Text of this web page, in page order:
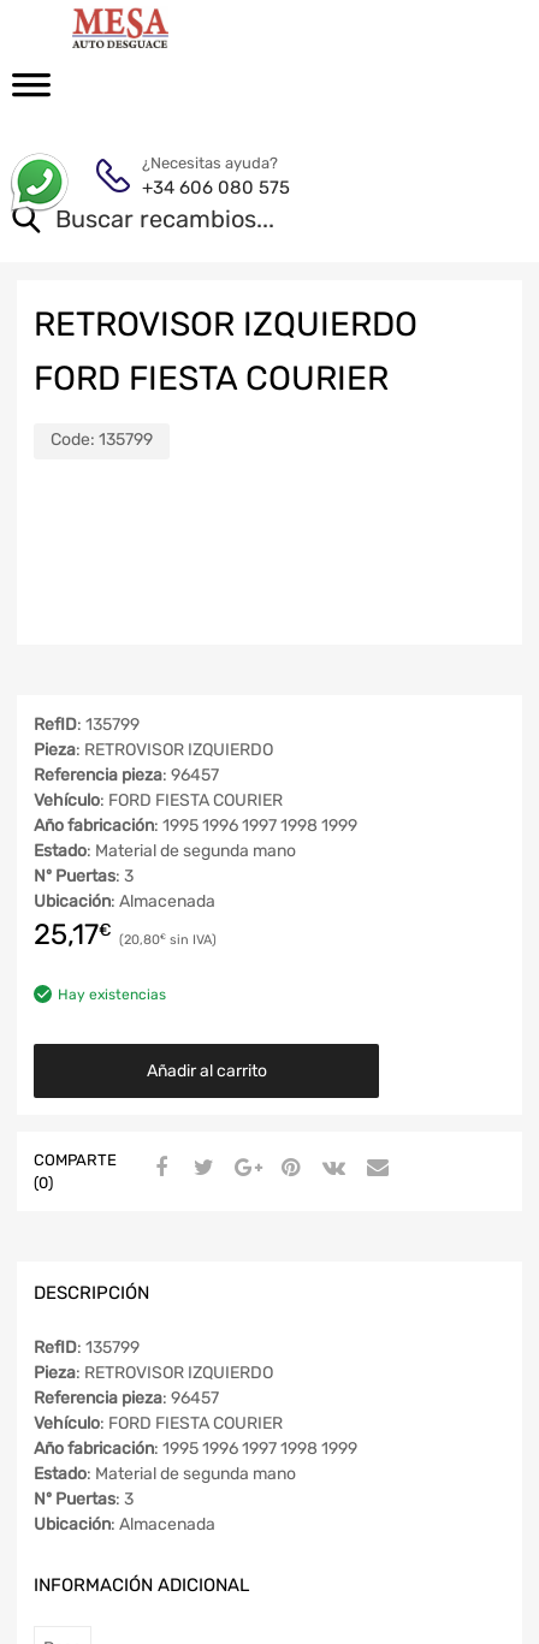
¿Necesitas ayuda?
+34 606 080 575
RETROVISOR IZQUIERDO
FORD FIESTA COURIER
Code: 135799
RefID: 135799
Pieza: RETROVISOR IZQUIERDO
Referencia pieza: 96457
Vehículo: FORD FIESTA COURIER
Año fabricación: 1995 1996 1997 1998 1999
Estado: Material de segunda mano
Nº Puertas: 3
Ubicación: Almacenada
25,17€ 20,80€
Hay existencias
Añadir al carrito
COMPARTE
(0)
DESCRIPCIÓN
RefID: 135799
Pieza: RETROVISOR IZQUIERDO
Referencia pieza: 96457
Vehículo: FORD FIESTA COURIER
Año fabricación: 1995 1996 1997 1998 1999
Estado: Material de segunda mano
Nº Puertas: 3
Ubicación: Almacenada
INFORMACIÓN ADICIONAL